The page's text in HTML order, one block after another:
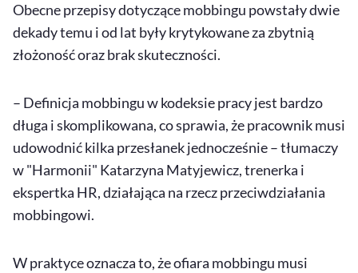
Obecne przepisy dotyczące mobbingu powstały dwie
dekady temu i od lat były krytykowane za zbytnią
złożoność oraz brak skuteczności.
– Definicja mobbingu w kodeksie pracy jest bardzo
długa i skomplikowana, co sprawia, że pracownik musi
udowodnić kilka przesłanek jednocześnie – tłumaczy
w "Harmonii" Katarzyna Matyjewicz, trenerka i
ekspertka HR, działająca na rzecz przeciwdziałania
mobbingowi.
W praktyce oznacza to, że ofiara mobbingu musi